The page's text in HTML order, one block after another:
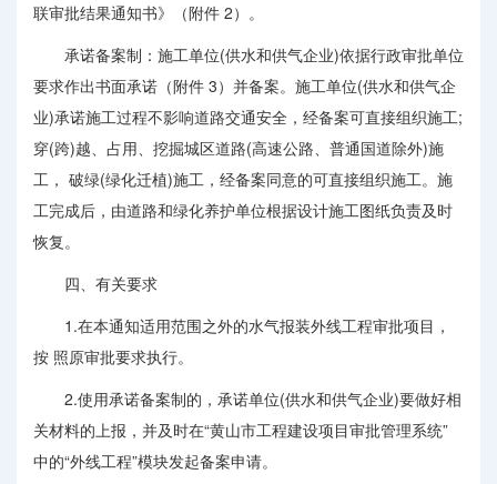
联审批结果通知书》（附件 2）。
承诺备案制：施工单位(供水和供气企业)依据行政审批单位
要求作出书面承诺（附件 3）并备案。施工单位(供水和供气企
业)承诺施工过程不影响道路交通安全，经备案可直接组织施工;
穿(跨)越、占用、挖掘城区道路(高速公路、普通国道除外)施
工， 破绿(绿化迁植)施工，经备案同意的可直接组织施工。施
工完成后，由道路和绿化养护单位根据设计施工图纸负责及时
恢复。
四、有关要求
1.在本通知适用范围之外的水气报装外线工程审批项目，
按 照原审批要求执行。
2.使用承诺备案制的，承诺单位(供水和供气企业)要做好相
关材料的上报，并及时在“黄山市工程建设项目审批管理系统”
中的“外线工程”模块发起备案申请。